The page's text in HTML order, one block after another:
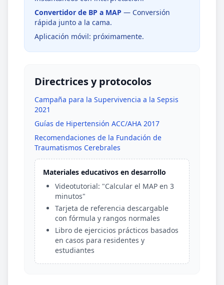
Convertidor de BP a MAP — Conversión
rápida junto a la cama.
Aplicación móvil: próximamente.
Directrices y protocolos
Campaña para la Supervivencia a la Sepsis
2021
Guías de Hipertensión ACC/AHA 2017
Recomendaciones de la Fundación de
Traumatismos Cerebrales
Materiales educativos en desarrollo
Videotutorial: "Calcular el MAP en 3
minutos"
Tarjeta de referencia descargable
con fórmula y rangos normales
Libro de ejercicios prácticos basados
en casos para residentes y
estudiantes